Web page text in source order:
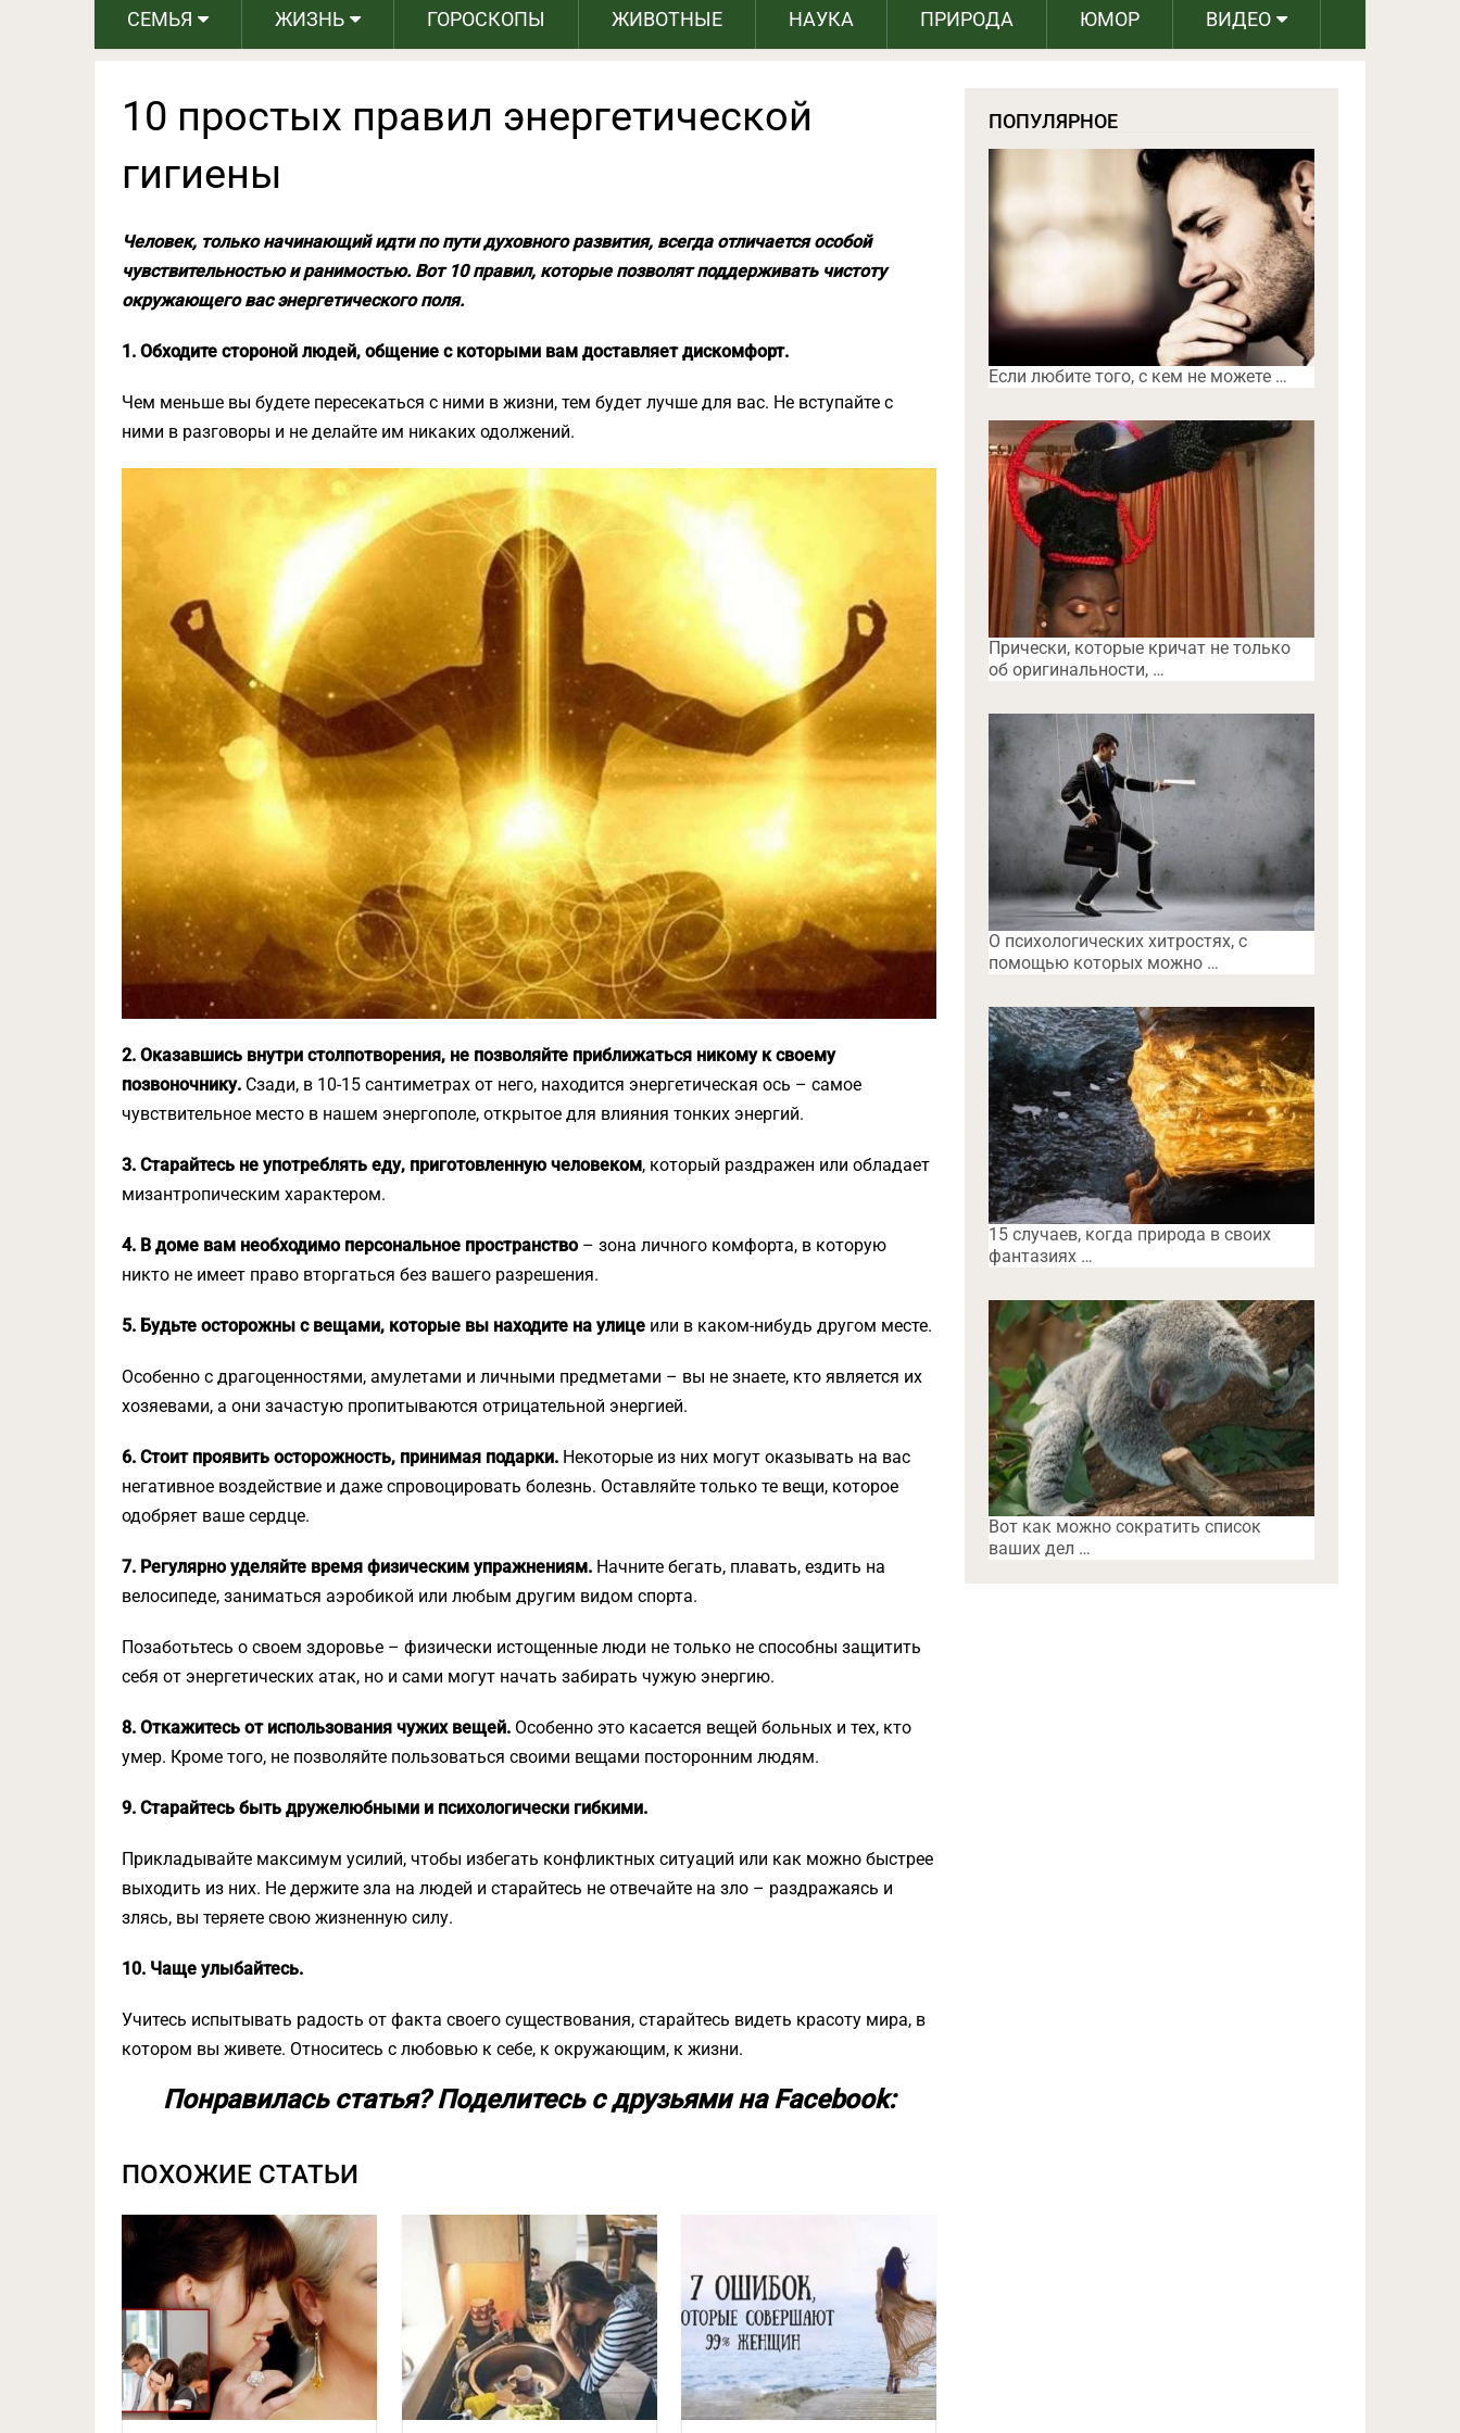
СЕМЬЯ ЖИЗНЬ ГОРОСКОПЫ ЖИВОТНЫЕ НАУКА ПРИРОДА ЮМОР ВИДЕО
10 простых правил энергетической
гигиены
Человек, только начинающий идти по пути духовного развития, всегда отличается особой
чувствительностью и ранимостью. Вот 10 правил, которые позволят поддерживать чистоту
окружающего вас энергетического поля.
1. Обходите стороной людей, общение с которыми вам доставляет дискомфорт.
Чем меньше вы будете пересекаться с ними в жизни, тем будет лучше для вас. Не вступайте с
ними в разговоры и не делайте им никаких одолжений.
2. Оказавшись внутри столпотворения, не позволяйте приближаться никому к своему
позвоночнику. Сзади, в 10-15 сантиметрах от него, находится энергетическая ось – самое
чувствительное место в нашем энергополе, открытое для влияния тонких энергий.
3. Старайтесь не употреблять еду, приготовленную человеком, который раздражен или обладает
мизантропическим характером.
4. В доме вам необходимо персональное пространство– зона личного комфорта, в которую
никто не имеет право вторгаться без вашего разрешения.
5. Будьте осторожны с вещами, которые вы находите на улице или в каком-нибудь другом месте.
Особенно с драгоценностями, амулетами и личными предметами – вы не знаете, кто является их
хозяевами, а они зачастую пропитываются отрицательной энергией.
6. Стоит проявить осторожность, принимая подарки. Некоторые из них могут оказывать на вас
негативное воздействие и даже спровоцировать болезнь. Оставляйте только те вещи, которое
одобряет ваше сердце.
7. Регулярно уделяйте время физическим упражнениям. Начните бегать, плавать, ездить на
велосипеде, заниматься аэробикой или любым другим видом спорта.
Позаботьтесь о своем здоровье – физически истощенные люди не только не способны защитить
себя от энергетических атак, но и сами могут начать забирать чужую энергию.
8. Откажитесь от использования чужих вещей. Особенно это касается вещей больных и тех, кто
умер. Кроме того, не позволяйте пользоваться своими вещами посторонним людям.
9. Старайтесь быть дружелюбными и психологически гибкими.
Прикладывайте максимум усилий, чтобы избегать конфликтных ситуаций или как можно быстрее
выходить из них. Не держите зла на людей и старайтесь не отвечайте на зло – раздражаясь и
злясь, вы теряете свою жизненную силу.
10. Чаще улыбайтесь.
Учитесь испытывать радость от факта своего существования, старайтесь видеть красоту мира, в
котором вы живете. Относитесь с любовью к себе, к окружающим, к жизни.
Понравилась статья? Поделитесь с друзьями на Facebook:
ПОХОЖИЕ СТАТЬИ
ПОПУЛЯРНОЕ
Если любите того, с кем не можете …
Прически, которые кричат не только
об оригинальности, …
O психологических хитростях, с
помощью которых можно …
15 случаев, когда природа в своих
фантазиях …
Вот как можно сократить список
ваших дел …